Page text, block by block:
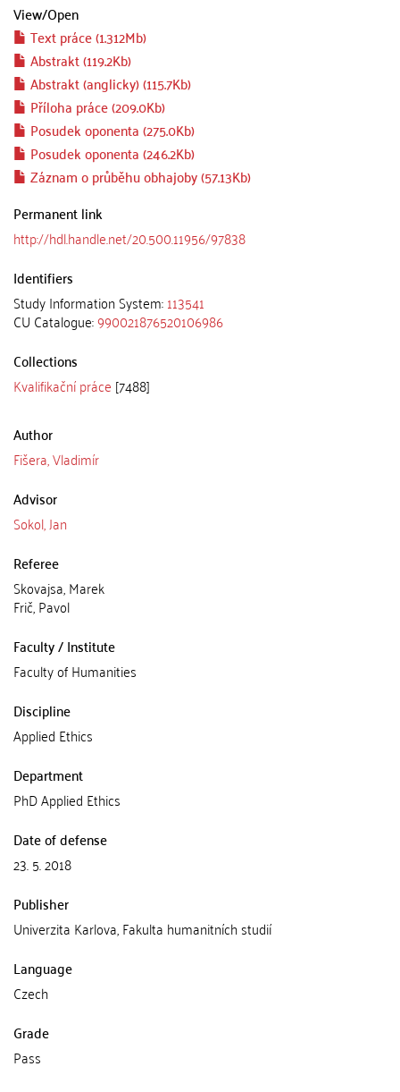
View/Open
Text práce (1.312Mb)
Abstrakt (119.2Kb)
Abstrakt (anglicky) (115.7Kb)
Příloha práce (209.0Kb)
Posudek oponenta (275.0Kb)
Posudek oponenta (246.2Kb)
Záznam o průběhu obhajoby (57.13Kb)
Permanent link
http://hdl.handle.net/20.500.11956/97838
Identifiers
Study Information System:113541
CU Catalogue:990021876520106986
Collections
Kvalifikační práce [7488]
Author
Fišera, Vladimír
Advisor
Sokol, Jan
Referee
Skovajsa, Marek
Frič, Pavol
Faculty / Institute
Faculty of Humanities
Discipline
Applied Ethics
Department
PhD Applied Ethics
Date of defense
23. 5. 2018
Publisher
Univerzita Karlova, Fakulta humanitních studií
Language
Czech
Grade
Pass